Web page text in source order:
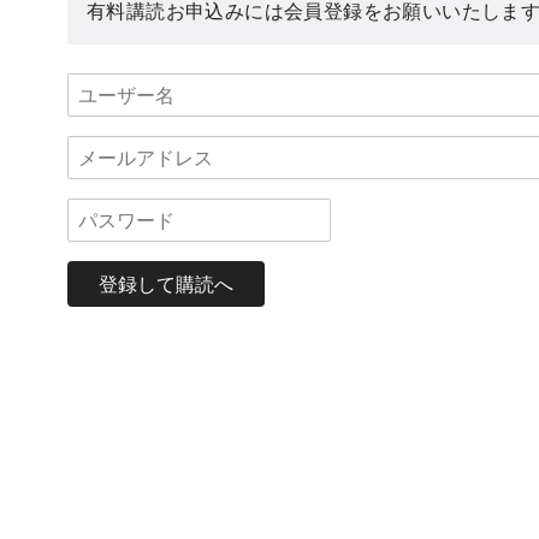
有料講読お申込みには会員登録をお願いいたしま
登録して購読へ